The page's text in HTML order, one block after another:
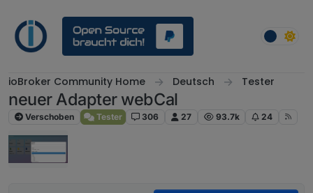
ioBroker Community Home Deutsch Tester
neuer Adapter webCal
Verschoben Tester 306 27 93.7k 24